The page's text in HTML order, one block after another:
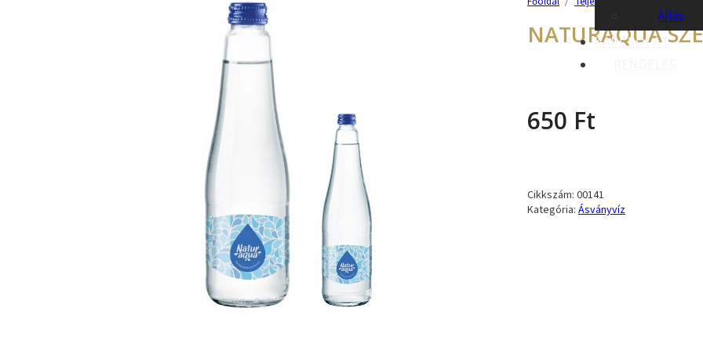
Állás
KAPCSOLAT
NATURAQUA
650 Ft
Cikkszám: 00141
Kategória: Ásványvíz